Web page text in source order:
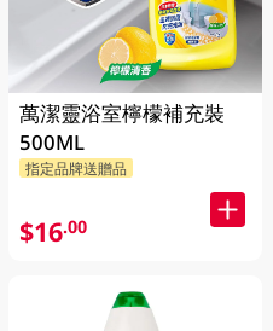
萬潔靈浴室檸檬補充裝
500ML
指定品牌送贈品
$16.00